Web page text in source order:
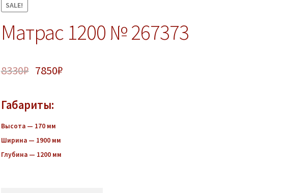
SALE!
Матрас 1200 № 267373
8330₽ 7850₽
Габариты:
Высота — 170 мм
Ширина — 1900 мм
Глубина — 1200 мм